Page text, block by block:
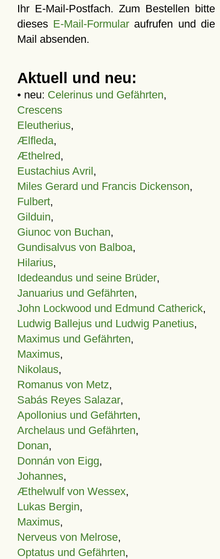
Ihr E-Mail-Postfach. Zum Bestellen bitte
dieses E-Mail-Formular aufrufen und die
Mail absenden.
Aktuell und neu:
• neu: Celerinus und Gefährten,
Crescens
Eleutherius,
Ælfleda,
Æthelred,
Eustachius Avril,
Miles Gerard und Francis Dickenson,
Fulbert,
Gilduin,
Giunoc von Buchan,
Gundisalvus von Balboa,
Hilarius,
Idedeandus und seine Brüder,
Januarius und Gefährten,
John Lockwood und Edmund Catherick,
Ludwig Ballejus und Ludwig Panetius,
Maximus und Gefährten,
Maximus,
Nikolaus,
Romanus von Metz,
Sabás Reyes Salazar,
Apollonius und Gefährten,
Archelaus und Gefährten,
Donan,
Donnán von Eigg,
Johannes,
Æthelwulf von Wessex,
Lukas Bergin,
Maximus,
Nerveus von Melrose,
Optatus und Gefährten,